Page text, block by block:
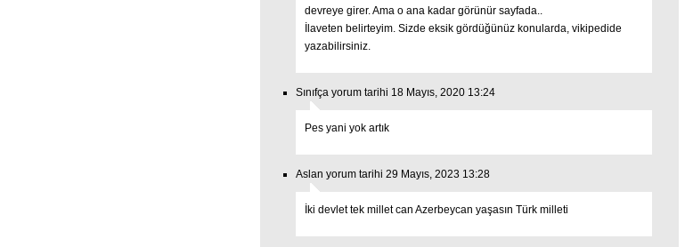
devreye girer. Ama o ana kadar görünür sayfada..
İlaveten belirteyim. Sizde eksik gördüğünüz konularda, vikipedide
yazabilirsiniz.
Sınıfça yorum tarihi 18 Mayıs, 2020 13:24
Pes yani yok artık
Aslan yorum tarihi 29 Mayıs, 2023 13:28
İki devlet tek millet can Azerbeycan yaşasın Türk milleti